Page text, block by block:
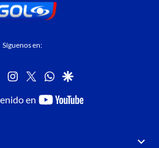
Síguenos en:
tiktok instagram
twitterwhatsapp
google
en
youtube-